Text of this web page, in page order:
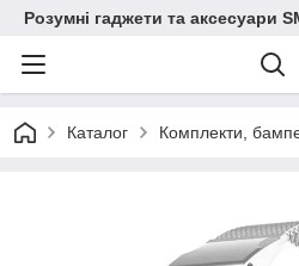
Розумні гаджети та аксесуари
Каталог Комплекти,